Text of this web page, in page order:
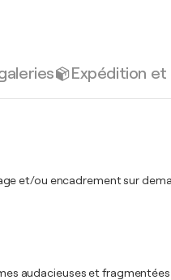
Expédition
et/ou encadrement sur
audacieuses et